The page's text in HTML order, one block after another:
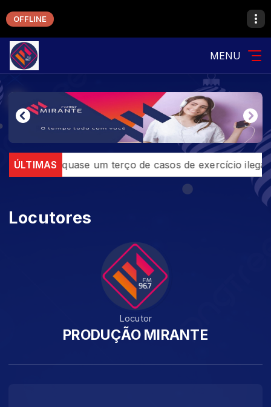
OFFLINE
MENU
ÚLTIMASquase um terço de casos de exercício ilegal
Locutores
Locutor
PRODUÇÃO MIRANTE